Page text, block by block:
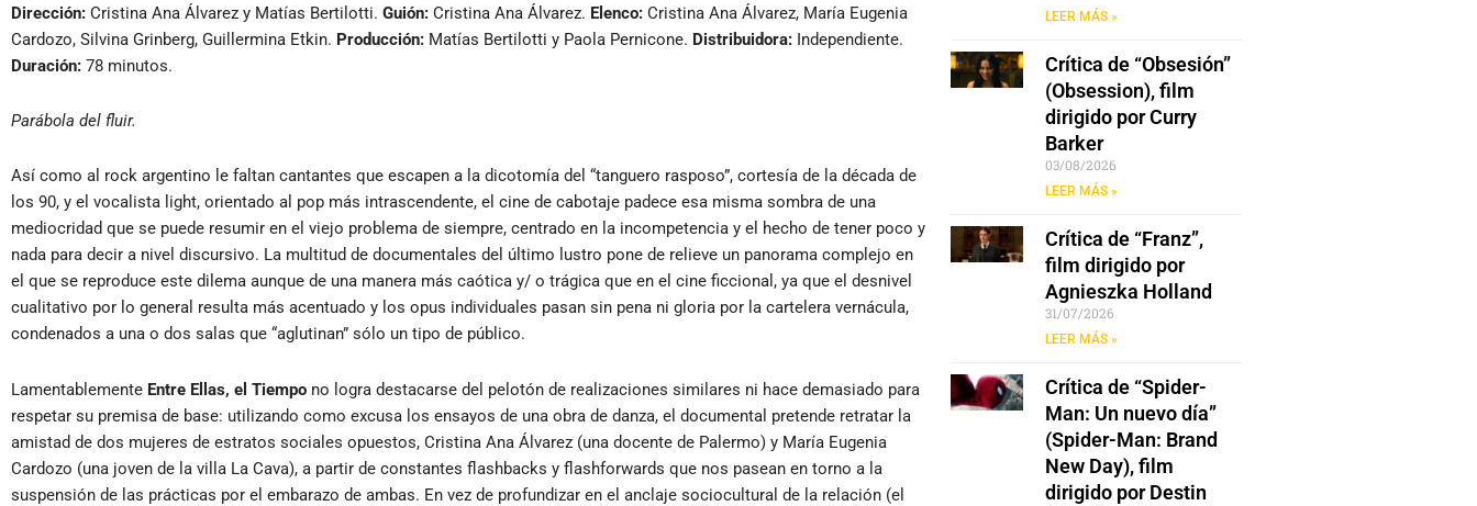
Dirección: Cristina Ana Álvarez y Matías Bertilotti. Guión: Cristina Ana Álvarez. Elenco: Cristina Ana Álvarez, María Eugenia
Cardozo, Silvina Grinberg, Guillermina Etkin. Producción: Matías Bertilotti y Paola Pernicone. Distribuidora: Independiente.
Duración: 78 minutos.
Parábola del fluir.
Así como al rock argentino le faltan cantantes que escapen a la dicotomía del “tanguero rasposo”, cortesía de la década de
los 90, y el vocalista light, orientado al pop más intrascendente, el cine de cabotaje padece esa misma sombra de una
mediocridad que se puede resumir en el viejo problema de siempre, centrado en la incompetencia y el hecho de tener poco y
nada para decir a nivel discursivo. La multitud de documentales del último lustro pone de relieve un panorama complejo en
el que se reproduce este dilema aunque de una manera más caótica y/ o trágica que en el cine ficcional, ya que el desnivel
cualitativo por lo general resulta más acentuado y los opus individuales pasan sin pena ni gloria por la cartelera vernácula,
condenados a una o dos salas que “aglutinan” sólo un tipo de público.
Lamentablemente Entre Ellas, el Tiempo no logra destacarse del pelotón de realizaciones similares ni hace demasiado para
respetar su premisa de base: utilizando como excusa los ensayos de una obra de danza, el documental pretende retratar la
amistad de dos mujeres de estratos sociales opuestos, Cristina Ana Álvarez (una docente de Palermo) y María Eugenia
Cardozo (una joven de la villa La Cava), a partir de constantes flashbacks y flashforwards que nos pasean en torno a la
suspensión de las prácticas por el embarazo de ambas. En vez de profundizar en el anclaje sociocultural de la relación (el
LEER MÁS »
Crítica de “Obsesión”
(Obsession), film
dirigido por Curry
Barker
03/08/2026
LEER MÁS »
Crítica de “Franz”,
film dirigido por
Agnieszka Holland
31/07/2026
LEER MÁS »
Crítica de “Spider-
Man: Un nuevo día”
(Spider-Man: Brand
New Day), film
dirigido por Destin